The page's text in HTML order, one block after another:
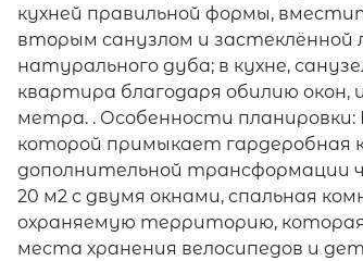
кухней правильной формы,
вторым санузлом и застеклённой
натурального дуба; в кухне,
квартира благодаря обилию
метра. . Особенности
которой примыкает гардеробная
дополнительной трансформации
20 м2 с двумя окнами, спальная
охраняемую территорию,
места хранения велосипедов и